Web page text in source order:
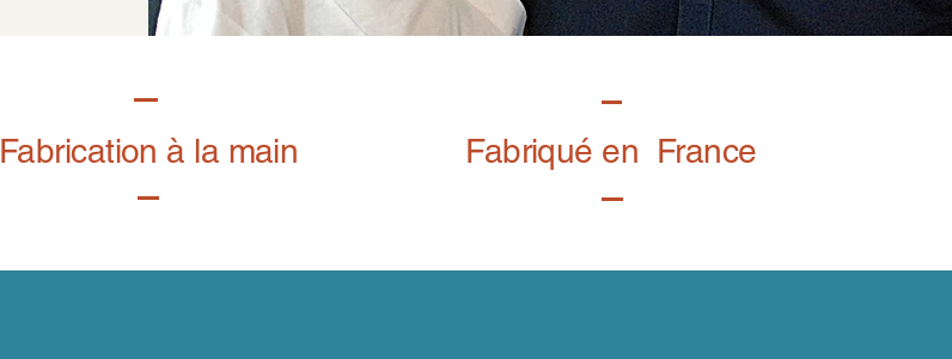
Fabrication à la main Fabriqué en France